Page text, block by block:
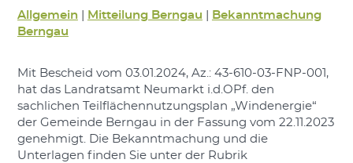
Allgemein| Mitteilung Berngau
Bekanntmachung
Berngau
Mit Bescheid vom 03.01.2024, Az.: 43-610-03-FNP-001,
hat das Landratsamt Neumarkt i.d.OPf. den
sachlichen Teilflächennutzungsplan „Windenergie“
der Gemeinde Berngau in der Fassung vom 22.11.2023
genehmigt. Die Bekanntmachung und die
Unterlagen finden Sie unter der Rubrik